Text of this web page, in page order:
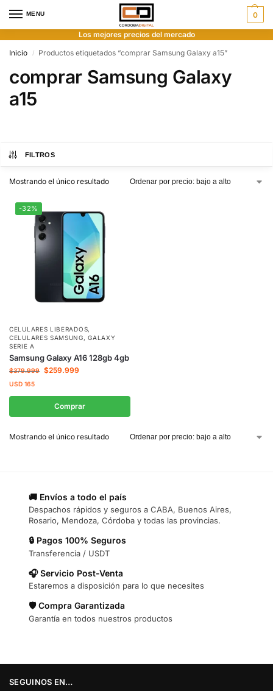
MENU 0
Los mejores precios del mercado
Inicio
/ Productos etiquetados “comprar Samsung Galaxy a15”
comprar Samsung Galaxy
a15
FILTROS
Mostrando el único resultado
-32%
CELULARES LIBERADOS,
CELULARES SAMSUNG,GALAXY
SERIE A
Samsung Galaxy A16 128gb 4gb
$379.999 $259.999
USD 165
Comprar
Mostrando el único resultado
🚚 Envíos a todo el país
Despachos rápidos y seguros a CABA, Buenos Aires,
Rosario, Mendoza, Córdoba y todas las provincias.
🔒 Pagos 100% Seguros
Transferencia / USDT
🎧 Servicio Post-Venta
Estaremos a disposición para lo que necesites
🛡️ Compra Garantizada
Garantía en todos nuestros productos
SEGUINOS EN…